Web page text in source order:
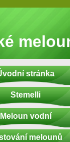
stránka
Stemelli
Meloun vodní
melounů